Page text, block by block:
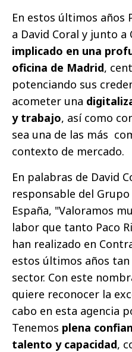
En estos últimos años
a David Coral y junto a
implicado en una
oficina de Madrid,
potenciando sus
acometer una
y trabajo, así como
sea una de las más
contexto de mercado.
En palabras de David
responsable del
España, "Valoramos
labor que tanto Paco
han realizado en
estos últimos años
sector. Con este
quiere reconocer la
cabo en esta agencia
Tenemos plena
talento y capacidad,